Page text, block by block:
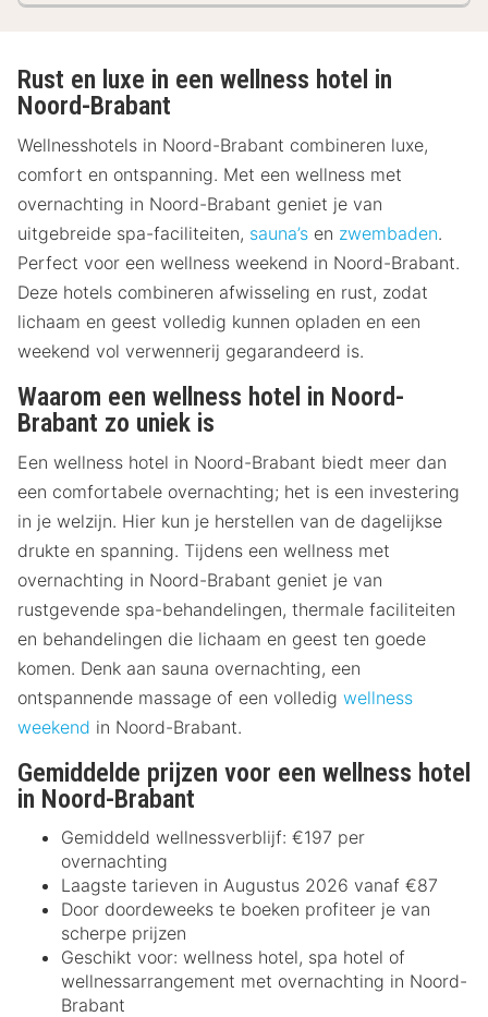
Rust en luxe in een wellness hotel in
Noord-Brabant
Wellnesshotels in Noord-Brabant combineren luxe,
comfort en ontspanning. Met een wellness met
overnachting in Noord-Brabant geniet je van
uitgebreide spa-faciliteiten, sauna’s en zwembaden.
Perfect voor een wellness weekend in Noord-Brabant.
Deze hotels combineren afwisseling en rust, zodat
lichaam en geest volledig kunnen opladen en een
weekend vol verwennerij gegarandeerd is.
Waarom een wellness hotel in Noord-
Brabant zo uniek is
Een wellness hotel in Noord-Brabant biedt meer dan
een comfortabele overnachting; het is een investering
in je welzijn. Hier kun je herstellen van de dagelijkse
drukte en spanning. Tijdens een wellness met
overnachting in Noord-Brabant geniet je van
rustgevende spa-behandelingen, thermale faciliteiten
en behandelingen die lichaam en geest ten goede
komen. Denk aan sauna overnachting, een
ontspannende massage of een volledig wellness
weekend in Noord-Brabant.
Gemiddelde prijzen voor een wellness hotel
in Noord-Brabant
Gemiddeld wellnessverblijf: €197 per
overnachting
Laagste tarieven in Augustus 2026 vanaf €87
Door doordeweeks te boeken profiteer je van
scherpe prijzen
Geschikt voor: wellness hotel, spa hotel of
wellnessarrangement met overnachting in Noord-
Brabant